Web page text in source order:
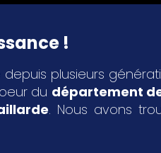
!
plusieurs
du département
. Nous avons